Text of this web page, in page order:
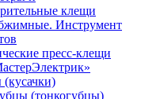
клещи
Инструмент
пресс-клещи
(кусачки)
(тонкогубцы)